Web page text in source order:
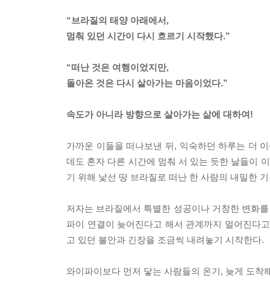
“브라질의 태양 아래에서,
멈춰 있던 시간이 다시 흐르기 시작했다.”
“떠난 것은 여행이었지만,
돌아온 것은 다시 살아가는 마음이었다.”
속도가 아니라 방향으로 살아가는 삶에 대하여!
가까운 이들을 떠나보낸 뒤, 익숙하던 하루는 더
데도 혼자 다른 시간에 멈춰 서 있는 듯한 날들이
기 위해 낯선 땅 브라질로 떠난 한 사람의 내밀한
저자는 브라질에서 특별한 성공이나 거창한 변화
파이 연결이 늦어진다고 해서 관계까지 멀어진다
고 있던 불안과 긴장을 조금씩 내려놓기 시작한다.
와이파이보다 먼저 닿는 사람들의 온기, 늦게 도